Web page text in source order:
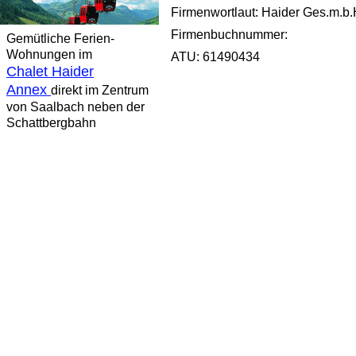
Gemütliche Ferien-
Wohnungen im
Chalet Haider
Annex direkt im Zentrum
von Saalbach neben der
Schattbergbahn
Firmenwortlaut: Haider
Firmenbuchnummer:
ATU: 61490434